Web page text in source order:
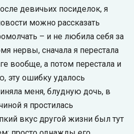
девичьих посиделок, я
можно рассказать
– и не любила себя за
нервы, сначала я перестала
вообще, а потом перестала и
эту ошибку удалось
меня, блудную дочь, в
я простилась
вкус другой жизни был тут